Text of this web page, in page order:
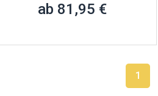
ab 81,95 €
1